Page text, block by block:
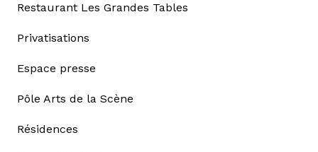
Restaurant Les Grandes Tables
Privatisations
Espace presse
Pôle Arts de la Scène
Résidences